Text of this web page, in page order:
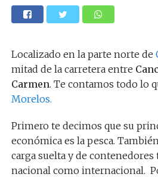
Localizado en la parte norte de
mitad de la carretera entre
Carmen. Te contamos todo lo
Morelos.
Primero te decimos que su
económica es la pesca.
carga suelta y de contenedores
nacional como internacional.